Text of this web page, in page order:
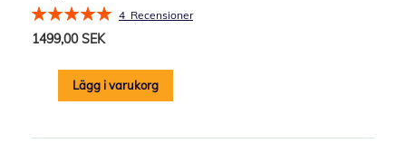
Rating:
4 Recensioner
1499,00 SEK
Lägg i varukorg